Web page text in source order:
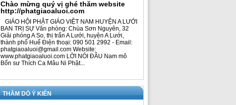
Chào mừng quý vị ghé thăm website
http://phatgiaoaluoi.com
GIÁO HỘI PHẬT GIÁO VIỆT NAM HUYỆN A LƯỚI
BAN TRỊ SỰ Văn phòng: Chùa Sơn Nguyên, 32
Giải phóng A So, thị trấn A Lưới, huyện A Lưới,
thành phố Huế Điện thoại: 090 501 2992 - Email:
phatgiaoaluoi@gmail.com Website:
www.phatgiaoaluoi.com LỜI NÓI ĐẦU Nam mô
Bổn sư Thích Ca Mâu Ni Phật...
THĂM DÒ Ý KIẾN